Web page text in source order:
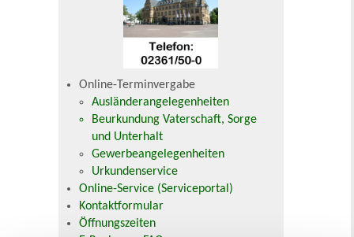
Online-Terminvergabe
Ausländerangelegenheiten
Beurkundung Vaterschaft, Sorge
und Unterhalt
Gewerbeangelegenheiten
Urkundenservice
Online-Service (Serviceportal)
Kontaktformular
Öffnungszeiten